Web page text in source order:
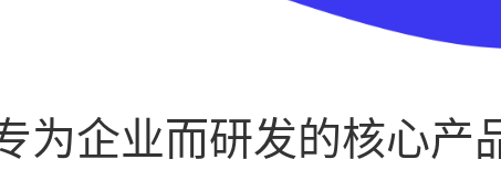
为企业而研发的核心产